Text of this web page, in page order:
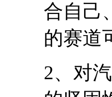
合自己
的赛道
2、对